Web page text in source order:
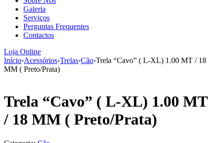
Galeria
Serviços
Perguntas Frequentes
Contactos
Loja Online
Início›Acessórios›Trelas›Cão›Trela “Cavo” ( L-XL) 1.00 MT / 18
MM ( Preto/Prata)
Trela “Cavo” ( L-XL) 1.00 MT
/ 18 MM ( Preto/Prata)
aumenta a
probabilidade
de ver
conteúdo e
ofertas